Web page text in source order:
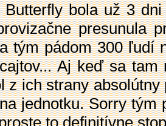
Butterfly bola už 3
presunula
tým pádom 300 ľudí
Aj keď sa
z ich strany
jednotku. Sorry
to definitívne